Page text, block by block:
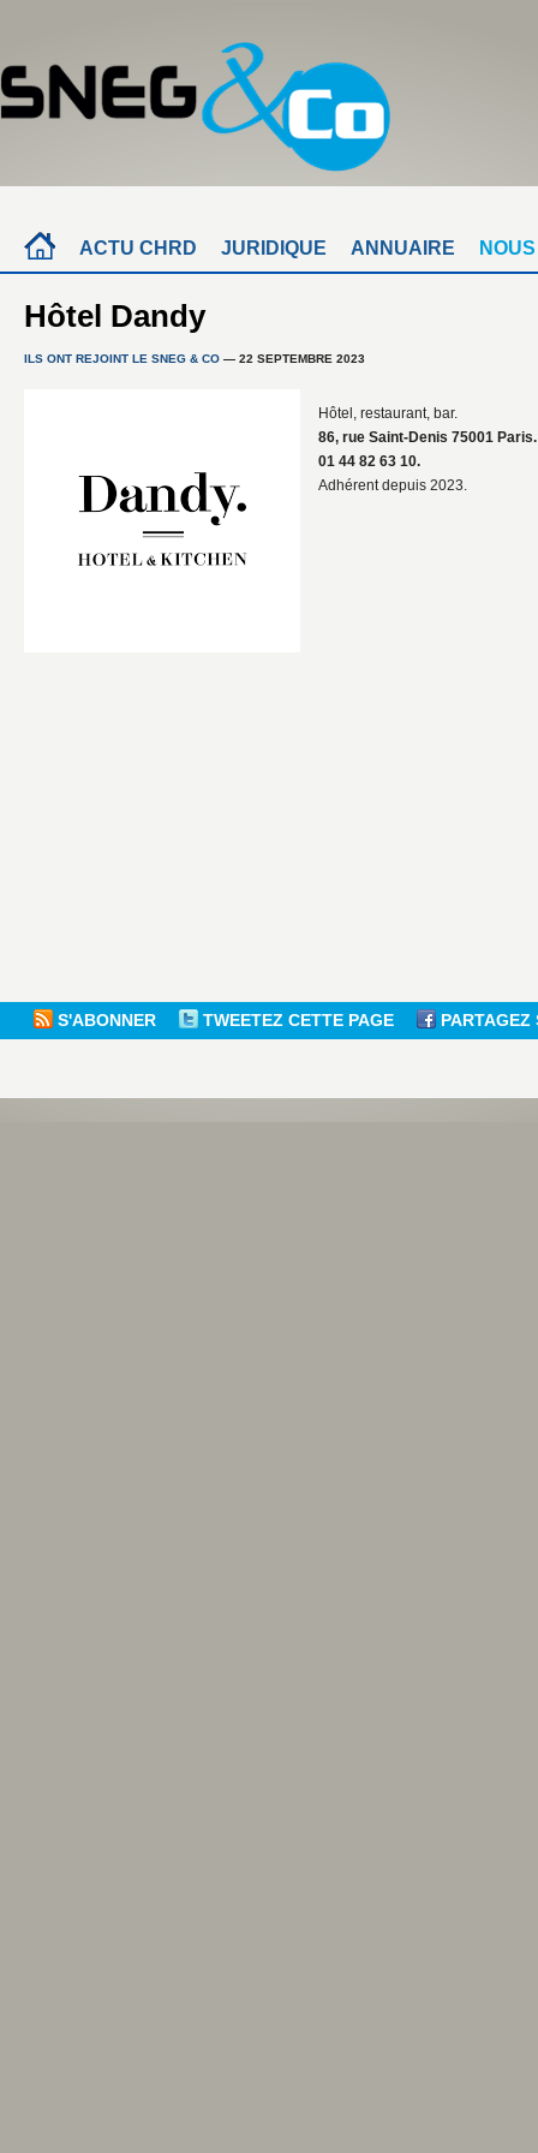
ACTU CHRD JURIDIQUE ANNUAIRE
Hôtel Dandy
ILS ONT REJOINT LE SNEG & CO — 22 SEPTEMBRE 2023
Hôtel, restaurant, bar.
86, rue Saint-Denis 75001 Paris.
01 44 82 63 10.
Adhérent depuis 2023.
S'ABONNER TWEETEZ CETTE PAGE PARTAGEZ